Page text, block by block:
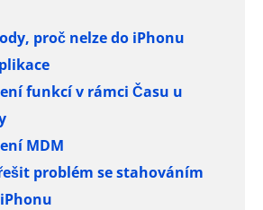
proč nelze do iPhonu
funkcí v rámci Času u
MDM
problém se stahováním